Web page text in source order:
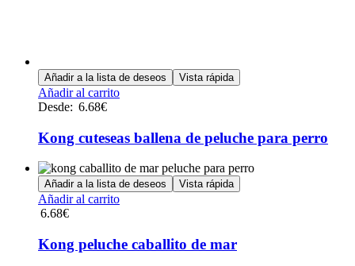
Añadir a la lista de deseos Vista rápida
Añadir al carritoEste
múltiples
variantes.
Las
opciones
se
pueden
la
Desde: 6.68€
Kong cuteseas ballena de peluche para perro
Añadir a la lista de deseos Vista rápida
Añadir al carrito
6.68€
Kong peluche caballito de mar